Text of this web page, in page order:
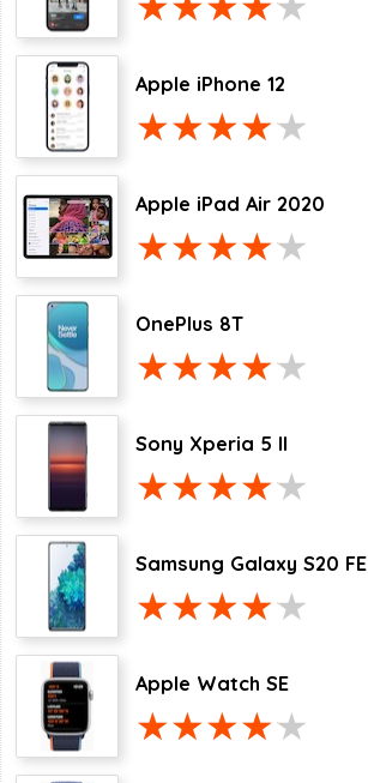
Apple iPhone 12
Apple iPad Air 2020
OnePlus 8T
Sony Xperia 5 II
Samsung Galaxy S20 FE
Apple Watch SE